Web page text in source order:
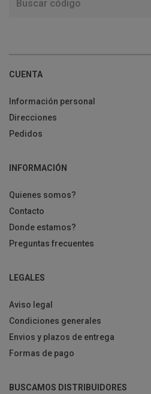
CUENTA
Información personal
Direcciones
Pedidos
INFORMACIÓN
Quienes somos?
Contacto
Donde estamos?
Preguntas frecuentes
LEGALES
Aviso legal
Condiciones generales
Envios y plazos de entrega
Formas de pago
BUSCAMOS DISTRIBUIDORES